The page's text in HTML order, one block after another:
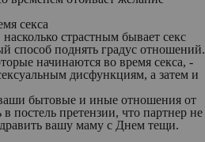
секса
страстным бывает секс
способ поднять градус отношений.
начинаются во время секса, -
дисфункциям, а затем и
бытовые и иные отношения от
постель претензии, что партнер не
вашу маму с Днем тещи.